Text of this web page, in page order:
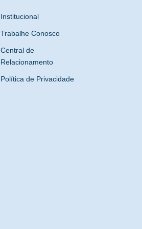
Institucional
Trabalhe Conosco
Central de
Relacionamento
Política de Privacidade